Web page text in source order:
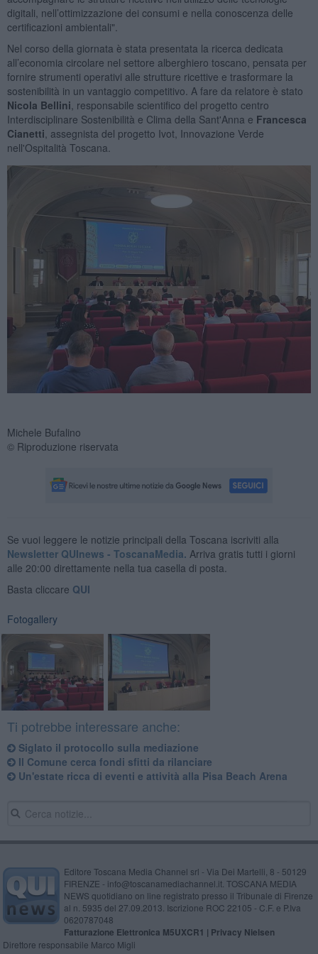
digitali, nell’ottimizzazione dei consumi e nella conoscenza delle
certificazioni ambientali".
Nel corso della giornata è stata presentata la ricerca dedicata
all’economia circolare nel settore alberghiero toscano, pensata per
fornire strumenti operativi alle strutture ricettive e trasformare la
sostenibilità in un vantaggio competitivo. A fare da relatore è stato
Nicola Bellini , responsabile scientifico del progetto centro
Interdisciplinare Sostenibilità e Clima della Sant'Anna e Francesca
Cianetti , assegnista del progetto Ivot, Innovazione Verde
nell'Ospitalità Toscana.
Michele Bufalino
© Riproduzione riservata
Se vuoi leggere le notizie principali della Toscana iscriviti alla
Newsletter QUInews - ToscanaMedia. Arriva gratis tutti i giorni
alle 20:00 direttamente nella tua casella di posta.
Basta cliccare QUI
Fotogallery
Ti potrebbe interessare anche:
Siglato il protocollo sulla mediazione
Il Comune cerca fondi sfitti da rilanciare
Un'estate ricca di eventi e attività alla Pisa Beach Arena
Editore Toscana Media Channel srl - Via Dei Martelli, 8 - 50129
FIRENZE - info@toscanamediachannel.it. TOSCANA MEDIA
NEWS quotidiano on line registrato presso il Tribunale di Firenze
al n. 5935 del 27.09.2013. Iscrizione ROC 22105 - C.F. e P.Iva
0620787048
Fatturazione Elettronica M5UXCR1 | Privacy Nielsen
Direttore responsabile Marco Migli